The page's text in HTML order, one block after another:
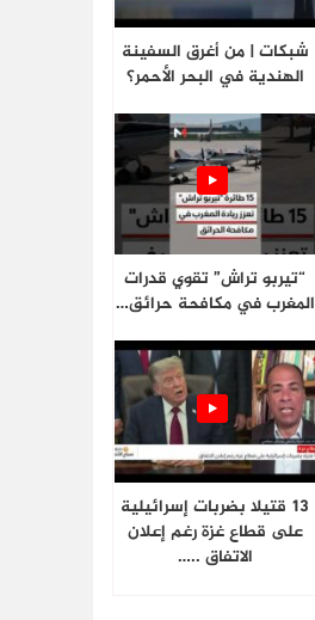
شبكات | من أغرق السفينة
الهندية في البحر الأحمر؟
“تيربو تراش” تقوي قدرات
المغرب في مكافحة حرائق…
13 قتيلا بضربات إسرائيلية
على قطاع غزة رغم إعلان
الاتفاق ..…